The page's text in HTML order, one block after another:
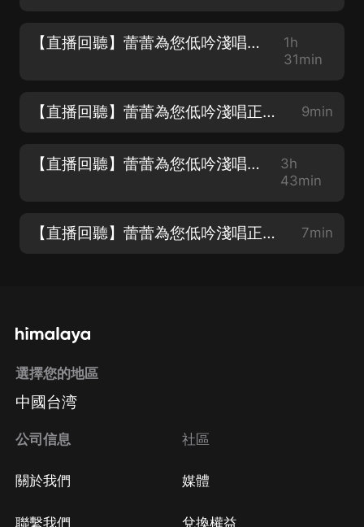
【直播回聽】蕾蕾為您低吟淺唱正在直播
1h
31min
【直播回聽】蕾蕾為您低吟淺唱正在直播 9min
【直播回聽】蕾蕾為您低吟淺唱正在直播
3h
43min
【直播回聽】蕾蕾為您低吟淺唱正在直播 7min
選擇您的地區
中國台湾
公司信息
關於我們
聯繫我們
社區
媒體
兌換權益